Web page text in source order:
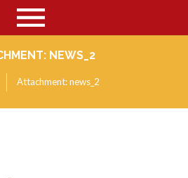
NEWS_2
Attachment: news_2